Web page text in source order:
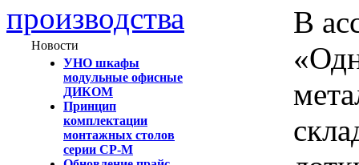
производства
Новости
УНО шкафы
модульные офисные
ДИКОМ
Принцип
комплектации
монтажных столов
серии СР-М
В